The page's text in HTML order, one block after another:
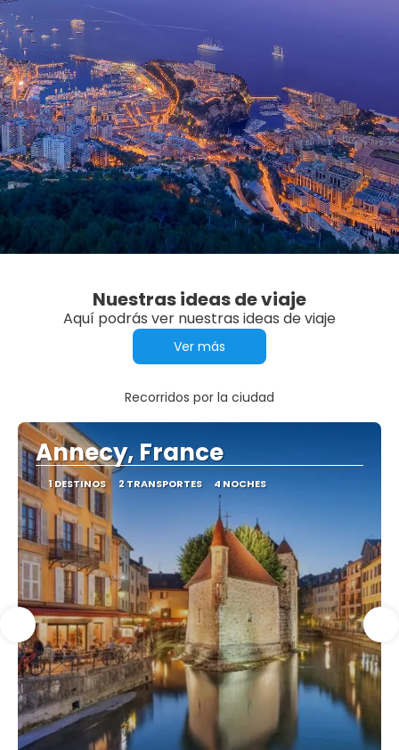
Nuestras ideas de viaje
Aquí podrás ver nuestras ideas de viaje
Ver más
Recorridos por la ciudad
Annecy, France
1 DESTINOS 2 TRANSPORTES 4 NOCHES